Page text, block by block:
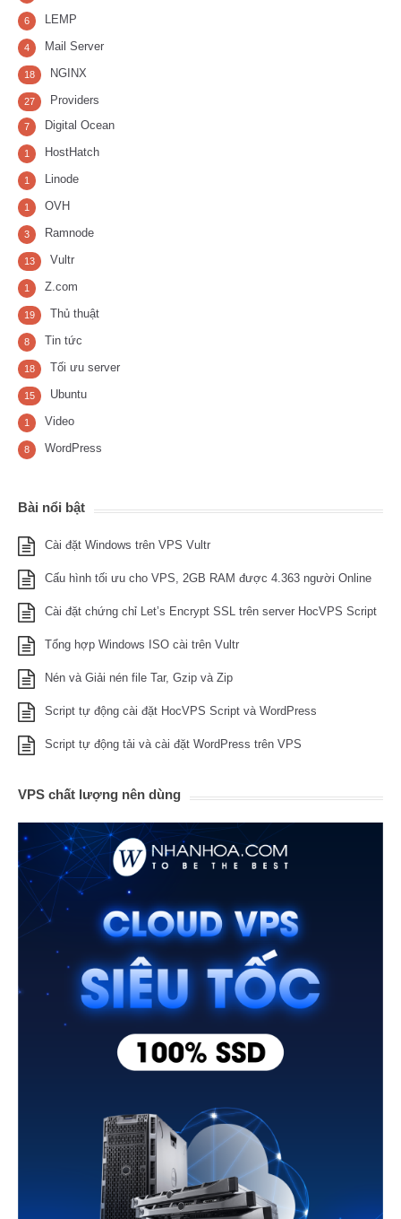
LEMP
6
Mail Server
4
NGINX
18
Providers
27
Digital Ocean
7
HostHatch
1
Linode
1
OVH
1
Ramnode
3
Vultr
13
Z.com
1
Thủ thuật
19
Tin tức
8
Tối ưu server
18
Ubuntu
15
Video
1
WordPress
8
Bài nổi bật
Cài đặt Windows trên VPS Vultr
Cấu hình tối ưu cho VPS, 2GB RAM được 4.363 người Online
Cài đặt chứng chỉ Let’s Encrypt SSL trên server HocVPS Script
Tổng hợp Windows ISO cài trên Vultr
Nén và Giải nén file Tar, Gzip và Zip
Script tự động cài đặt HocVPS Script và WordPress
Script tự động tải và cài đặt WordPress trên VPS
VPS chất lượng nên dùng